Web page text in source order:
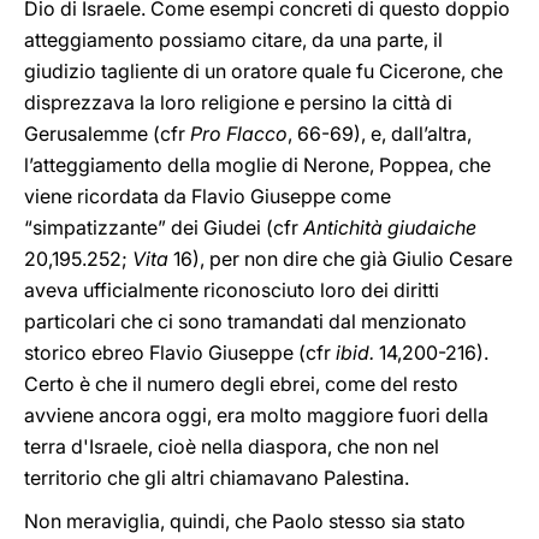
Dio di Israele. Come esempi concreti di questo doppio
atteggiamento possiamo citare, da una parte, il
giudizio tagliente di un oratore quale fu Cicerone, che
disprezzava la loro religione e persino la città di
Gerusalemme (cfr Pro Flacco, 66-69), e, dall’altra,
l’atteggiamento della moglie di Nerone, Poppea, che
viene ricordata da Flavio Giuseppe come
“simpatizzante” dei Giudei (cfrAntichità giudaiche
20,195.252; Vita 16), per non dire che già Giulio Cesare
aveva ufficialmente riconosciuto loro dei diritti
particolari che ci sono tramandati dal menzionato
storico ebreo Flavio Giuseppe (cfr ibid. 14,200-216).
Certo è che il numero degli ebrei, come del resto
avviene ancora oggi, era molto maggiore fuori della
terra d'Israele, cioè nella diaspora, che non nel
territorio che gli altri chiamavano Palestina.
Non meraviglia, quindi, che Paolo stesso sia stato